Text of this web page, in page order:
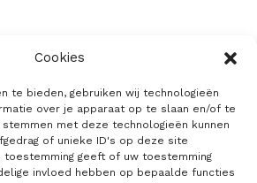
Cookies
te bieden, gebruiken wij technologieën
over je apparaat op te slaan en/of te
met deze technologieën kunnen
of unieke ID's op deze site
toestemming geeft of uw toestemming
invloed hebben op bepaalde functies
Cookiebeleid